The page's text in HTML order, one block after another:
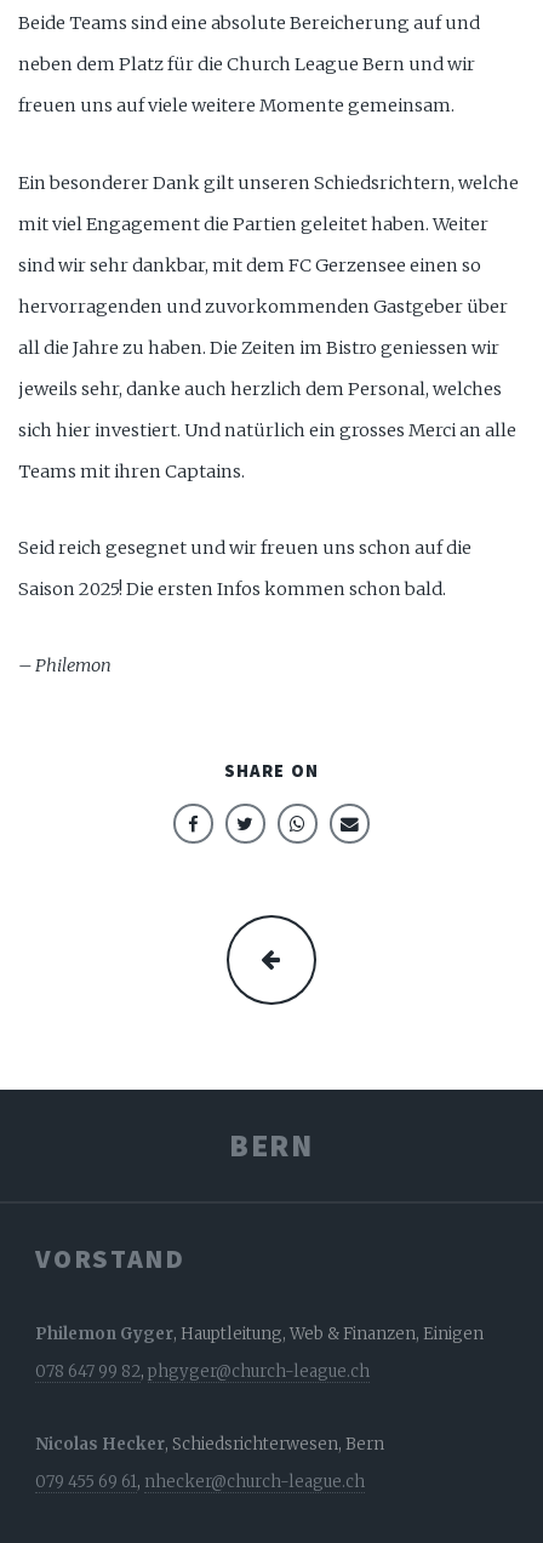
Beide Teams sind eine absolute Bereicherung auf und
neben dem Platz für die Church League Bern und wir
freuen uns auf viele weitere Momente gemeinsam.
Ein besonderer Dank gilt unseren Schiedsrichtern, welche
mit viel Engagement die Partien geleitet haben. Weiter
sind wir sehr dankbar, mit dem FC Gerzensee einen so
hervorragenden und zuvorkommenden Gastgeber über
all die Jahre zu haben. Die Zeiten im Bistro geniessen wir
jeweils sehr, danke auch herzlich dem Personal, welches
sich hier investiert. Und natürlich ein grosses Merci an alle
Teams mit ihren Captains.
Seid reich gesegnet und wir freuen uns schon auf die
Saison 2025! Die ersten Infos kommen schon bald.
– Philemon
SHARE ON
ZURÜCK
BERN
VORSTAND
Philemon Gyger, Hauptleitung, Web & Finanzen, Einigen
078 647 99 82,phgyger@church-league.ch
Nicolas Hecker, Schiedsrichterwesen, Bern
079 455 69 61, nhecker@church-league.ch